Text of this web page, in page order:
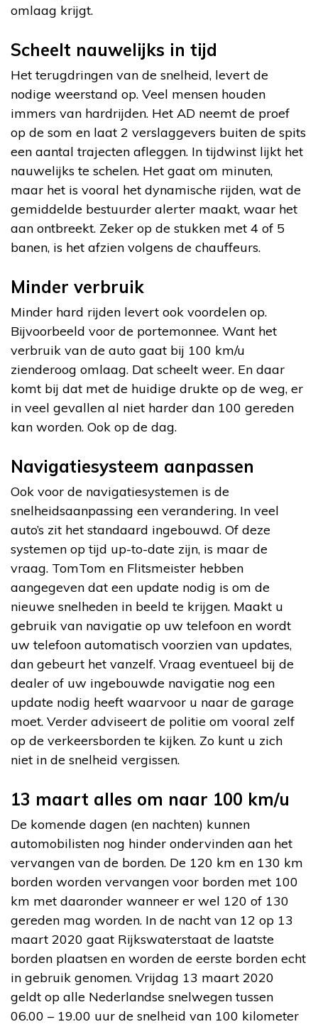
omlaag krijgt.
Scheelt nauwelijks in tijd
Het terugdringen van de snelheid, levert de
nodige weerstand op. Veel mensen houden
immers van hardrijden. Het AD neemt de proef
op de som en laat 2 verslaggevers buiten de spits
een aantal trajecten afleggen. In tijdwinst lijkt het
nauwelijks te schelen. Het gaat om minuten,
maar het is vooral het dynamische rijden, wat de
gemiddelde bestuurder alerter maakt, waar het
aan ontbreekt. Zeker op de stukken met 4 of 5
banen, is het afzien volgens de chauffeurs.
Minder verbruik
Minder hard rijden levert ook voordelen op.
Bijvoorbeeld voor de portemonnee. Want het
verbruik van de auto gaat bij 100 km/u
zienderoog omlaag. Dat scheelt weer. En daar
komt bij dat met de huidige drukte op de weg, er
in veel gevallen al niet harder dan 100 gereden
kan worden. Ook op de dag.
Navigatiesysteem aanpassen
Ook voor de navigatiesystemen is de
snelheidsaanpassing een verandering. In veel
auto’s zit het standaard ingebouwd. Of deze
systemen op tijd up-to-date zijn, is maar de
vraag. TomTom en Flitsmeister hebben
aangegeven dat een update nodig is om de
nieuwe snelheden in beeld te krijgen. Maakt u
gebruik van navigatie op uw telefoon en wordt
uw telefoon automatisch voorzien van updates,
dan gebeurt het vanzelf. Vraag eventueel bij de
dealer of uw ingebouwde navigatie nog een
update nodig heeft waarvoor u naar de garage
moet. Verder adviseert de politie om vooral zelf
op de verkeersborden te kijken. Zo kunt u zich
niet in de snelheid vergissen.
13 maart alles om naar 100 km/u
De komende dagen (en nachten) kunnen
automobilisten nog hinder ondervinden aan het
vervangen van de borden. De 120 km en 130 km
borden worden vervangen voor borden met 100
km met daaronder wanneer er wel 120 of 130
gereden mag worden. In de nacht van 12 op 13
maart 2020 gaat Rijkswaterstaat de laatste
borden plaatsen en worden de eerste borden echt
in gebruik genomen. Vrijdag 13 maart 2020
geldt op alle Nederlandse snelwegen tussen
06.00 – 19.00 uur de snelheid van 100 kilometer